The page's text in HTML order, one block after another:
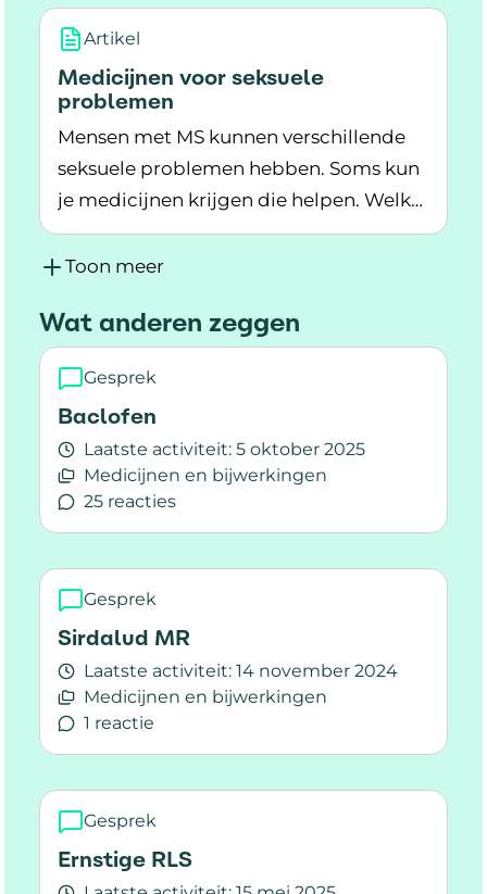
Artikel
Medicijnen voor seksuele
problemen
Mensen met MS kunnen verschillende
seksuele problemen hebben. Soms kun
je medicijnen krijgen die helpen. Welk
medicijn je nodig hebt, hangt af van het
seksuele probleem.
Lees meer over Medicijnen voor seksuele
Toon meer
Wat anderen zeggen
Gesprek
Baclofen
Laatste activiteit: 5 oktober 2025
Medicijnen en bijwerkingen
25 reacties
Lees meer over Baclofen
Gesprek
Sirdalud MR
Laatste activiteit: 14 november 2024
Medicijnen en bijwerkingen
1 reactie
Lees meer over Sirdalud MR
Gesprek
Ernstige RLS